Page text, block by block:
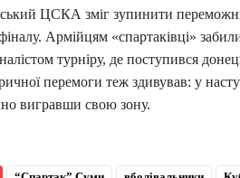
ЦСКА зміг зупинити
Армійцям «спартаківці»
турніру, де поступився
перемоги теж здивував: у
вигравши свою зону.